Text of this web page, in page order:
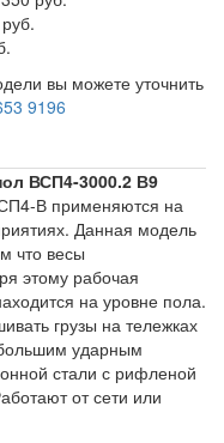
вы можете уточнить
9196
ВСП4-3000.2 В9
В применяются на
Данная модель
что весы
этому рабочая
на уровне пола.
грузы на тележках
ударным
стали с рифленой
от сети или